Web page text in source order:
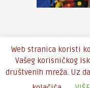
Copyright ©
Web stranica koristi
Vašeg korisničkog
društvenih mreža. Uz